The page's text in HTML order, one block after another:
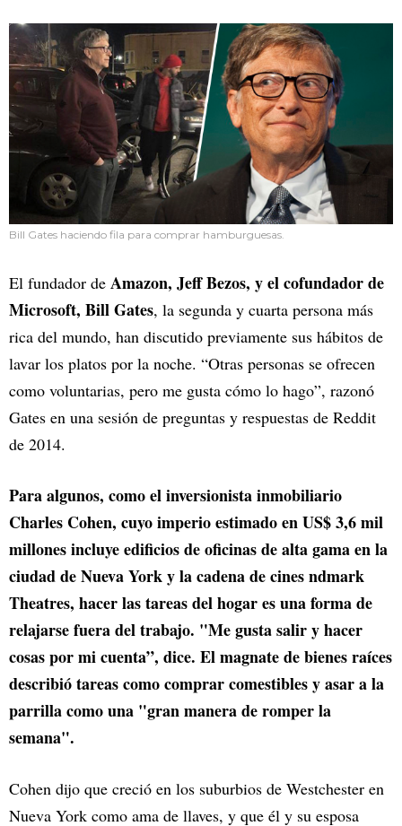
Bill Gates haciendo fila para comprar hamburguesas.
El fundador de Amazon, Jeff Bezos, y el cofundador de
Microsoft, Bill Gates, la segunda y cuarta persona más
rica del mundo, han discutido previamente sus hábitos de
lavar los platos por la noche. “Otras personas se ofrecen
como voluntarias, pero me gusta cómo lo hago”, razonó
Gates en una sesión de preguntas y respuestas de Reddit
de 2014.
Para algunos, como el inversionista inmobiliario
Charles Cohen, cuyo imperio estimado en US$ 3,6 mil
millones incluye edificios de oficinas de alta gama en la
ciudad de Nueva York y la cadena de cines ndmark
Theatres, hacer las tareas del hogar es una forma de
relajarse fuera del trabajo. "Me gusta salir y hacer
cosas por mi cuenta”, dice. El magnate de bienes raíces
describió tareas como comprar comestibles y asar a la
parrilla como una "gran manera de romper la
semana".
Cohen dijo que creció en los suburbios de Westchester en
Nueva York como ama de llaves, y que él y su esposa